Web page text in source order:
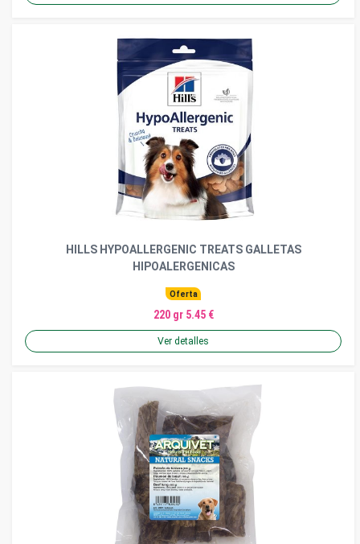
HILLS HYPOALLERGENIC TREATS GALLETAS
HIPOALERGENICAS
Oferta
220 gr 5.45 €
Ver detalles